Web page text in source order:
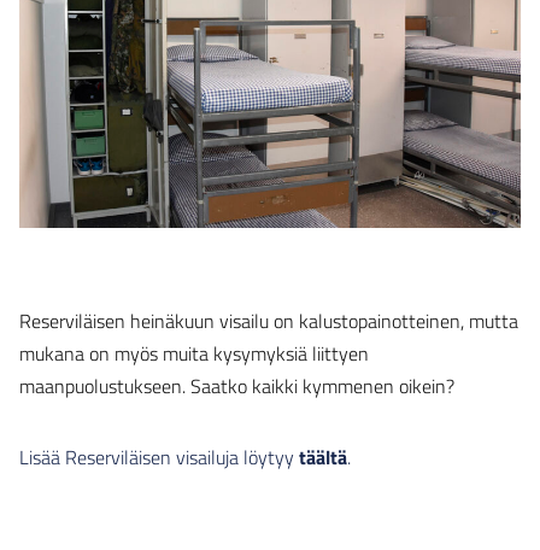
Reserviläisen heinäkuun visailu on kalustopainotteinen, mutta
mukana on myös muita kysymyksiä liittyen
maanpuolustukseen. Saatko kaikki kymmenen oikein?
Lisää Reserviläisen visailuja löytyy täältä.